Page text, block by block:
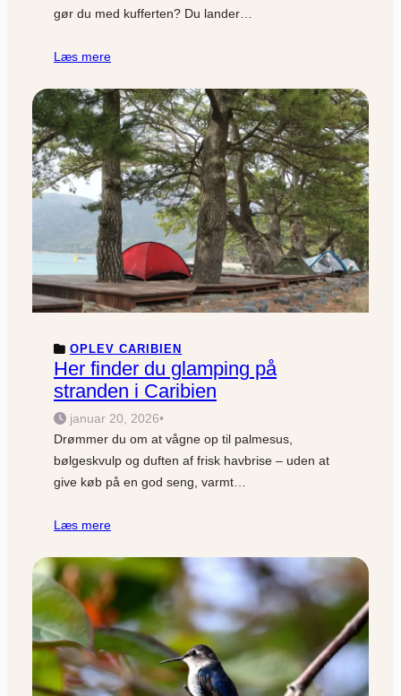
gør du med kufferten? Du lander…
Læs mere
OPLEV CARIBIEN
Her finder du glamping på
stranden i Caribien
januar 20, 2026•
Drømmer du om at vågne op til palmesus,
bølgeskvulp og duften af frisk havbrise – uden at
give køb på en god seng, varmt…
Læs mere